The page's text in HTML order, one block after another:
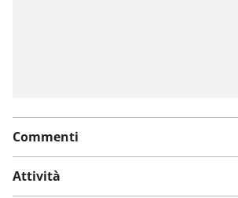
Commenti
Attività